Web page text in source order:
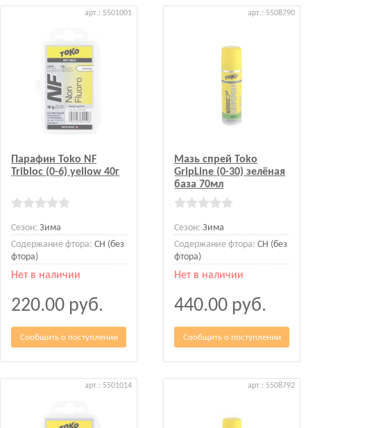
арт.: 5501001
Парафин Toko NF
Tribloc (0-6) yellow 40г
Сезон: Зима
Содержание фтора: CH (без
фтора)
Нет в наличии
220.00 руб.
Сообщить о поступлении
арт.: 5508790
Мазь спрей Toko
GripLine (0-30) зелёная
база 70мл
Сезон: Зима
Содержание фтора: CH (без
фтора)
Нет в наличии
440.00 руб.
Сообщить о поступлении
арт.: 5501014 арт.: 5508792